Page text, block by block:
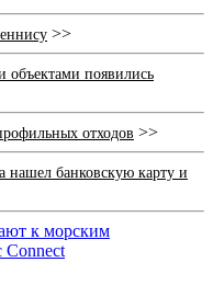
>>
объектами появились
отходов >>
нашел банковскую карту и